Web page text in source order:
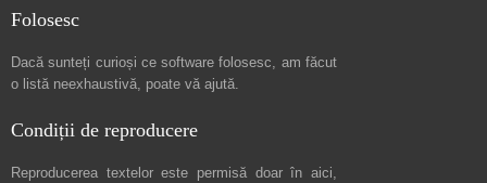
Folosesc
Dacă sunteți curioși ce software folosesc, am făcut
o listă neexhaustivă, poate vă ajută.
Condiții de reproducere
Reproducerea textelor este permisă doar în aici,